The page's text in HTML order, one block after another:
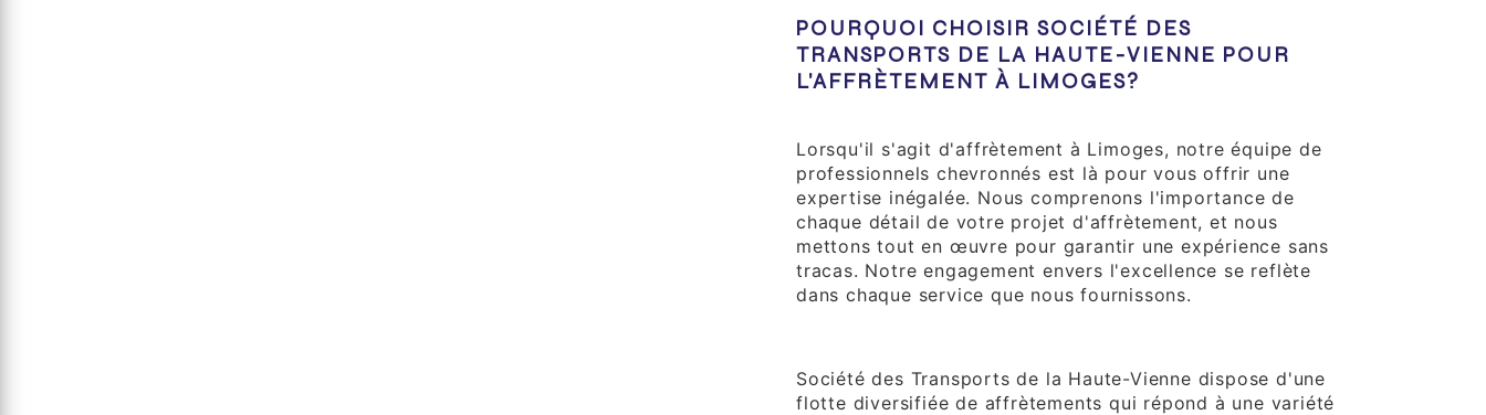
POURQUOI CHOISIR SOCIÉTÉ DES
TRANSPORTS DE LA HAUTE-VIENNE POUR
L'AFFRÈTEMENT À LIMOGES?
Lorsqu'il s'agit d'affrètement à Limoges, notre équipe de
professionnels chevronnés est là pour vous offrir une
expertise inégalée. Nous comprenons l'importance de
chaque détail de votre projet d'affrètement, et nous
mettons tout en œuvre pour garantir une expérience sans
tracas. Notre engagement envers l'excellence se reflète
dans chaque service que nous fournissons.
Société des Transports de la Haute-Vienne dispose d'une
flotte diversifiée de affrètements qui répond à une variété